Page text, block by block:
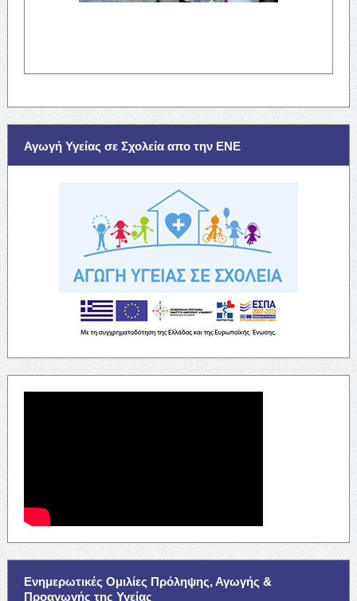
Αγωγή Υγείας σε Σχολεία απο την ΕΝΕ
Ενημερωτικές Ομιλίες Πρόληψης, Αγωγής &
Προαγωγής της Υγείας